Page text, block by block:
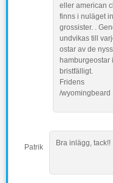
eller american
finns i nuläget
grossister. .
undvikas till
ostar av de
hamburgeostar
bristfälligt.
Fridens
/wyomingbeard
Patrik Bra inlägg, tack!!